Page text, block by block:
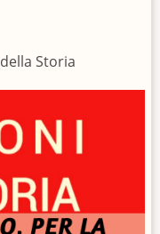
Storia